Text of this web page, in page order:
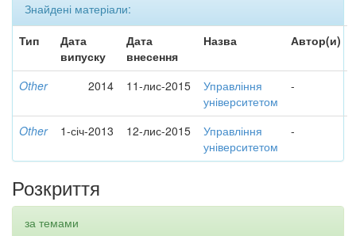
Знайдені матеріали:
Тип
Дата
випуску
Дата
внесення
Назва Автор(и)
Other 2014 11-лис-2015
Управління
університетом
-
Other 1-січ-2013 12-лис-2015
Управління
університетом
-
Розкриття
за темами